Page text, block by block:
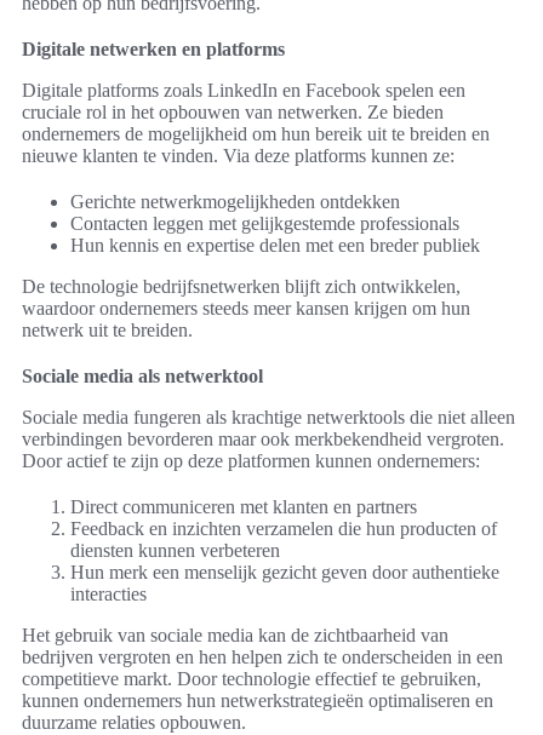
Digitale netwerken en platforms
Digitale platforms zoals LinkedIn en Facebook spelen een
cruciale rol in het opbouwen van netwerken. Ze bieden
ondernemers de mogelijkheid om hun bereik uit te breiden en
nieuwe klanten te vinden. Via deze platforms kunnen ze:
Gerichte netwerkmogelijkheden ontdekken
Contacten leggen met gelijkgestemde professionals
Hun kennis en expertise delen met een breder publiek
De technologie bedrijfsnetwerken blijft zich ontwikkelen,
waardoor ondernemers steeds meer kansen krijgen om hun
netwerk uit te breiden.
Sociale media als netwerktool
Sociale media fungeren als krachtige netwerktools die niet alleen
verbindingen bevorderen maar ook merkbekendheid vergroten.
Door actief te zijn op deze platformen kunnen ondernemers:
Direct communiceren met klanten en partners
Feedback en inzichten verzamelen die hun producten of
diensten kunnen verbeteren
Hun merk een menselijk gezicht geven door authentieke
interacties
Het gebruik van sociale media kan de zichtbaarheid van
bedrijven vergroten en hen helpen zich te onderscheiden in een
competitieve markt. Door technologie effectief te gebruiken,
kunnen ondernemers hun netwerkstrategieën optimaliseren en
duurzame relaties opbouwen.